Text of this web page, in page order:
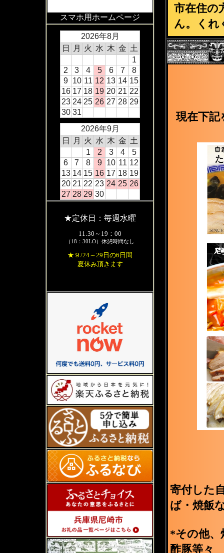
市在住の
ん。くれ
現在下記
寄付した
ば・焼飯
*その他、
酢豚等々
スマホ用ホームページ
2026年8月
日
月 火 水 木 金 土
1
2
3 4 5 6 7
8
9 10 11 12 13 14 15
16 17 18 19 20 21 22
23 24 25 26 27 28 29
30 31
2026年9月
日
月 火 水 木 金 土
1
2 3 4
5
6
7 8 9 10 11 12
13 14 15 16 17 18 19
20 21 22 23 24 25 26
27 28 29 30
★定休日：毎週水曜
11:30～19：00
（18：30LO）休憩時間なし
★９/24～29日の6日間
夏休み頂きます